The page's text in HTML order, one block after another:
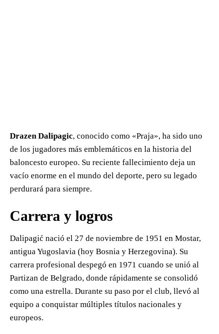
Drazen Dalipagic, conocido como «Praja», ha sido uno
de los jugadores más emblemáticos en la historia del
baloncesto europeo. Su reciente fallecimiento deja un
vacío enorme en el mundo del deporte, pero su legado
perdurará para siempre.
Carrera y logros
Dalipagić nació el 27 de noviembre de 1951 en Mostar,
antigua Yugoslavia (hoy Bosnia y Herzegovina). Su
carrera profesional despegó en 1971 cuando se unió al
Partizan de Belgrado, donde rápidamente se consolidó
como una estrella. Durante su paso por el club, llevó al
equipo a conquistar múltiples títulos nacionales y
europeos.